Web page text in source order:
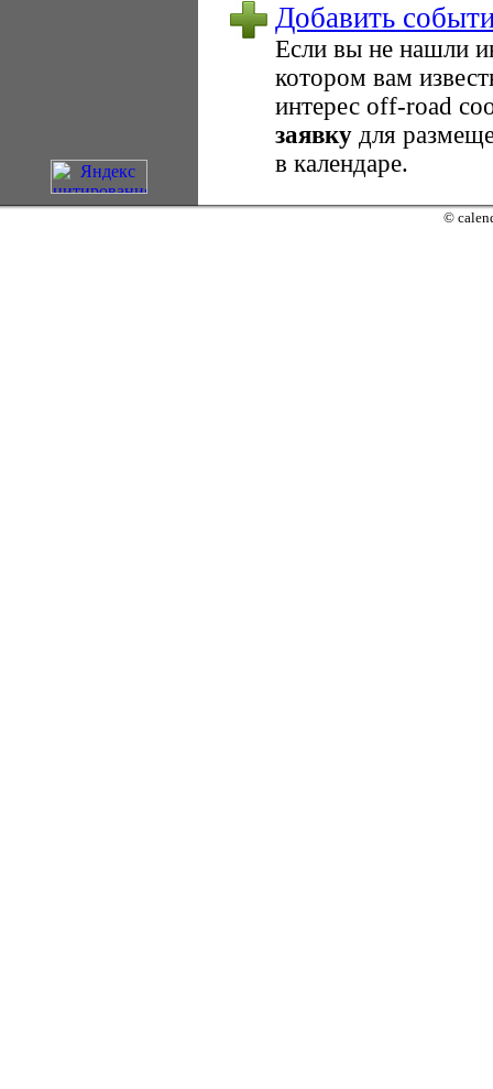
Добавить
Если вы не нашли
котором вам
интерес оff-road
заявку для
в календаре.
©